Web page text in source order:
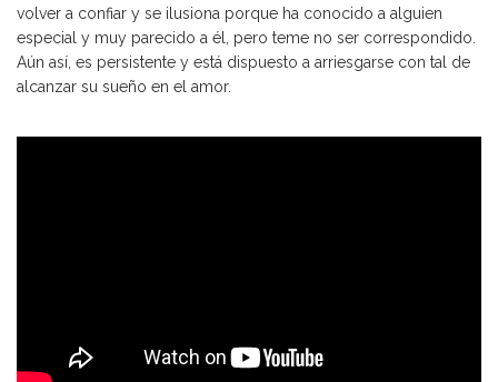
volver a confiar y se ilusiona porque ha conocido a alguien
especial y muy parecido a él, pero teme no ser correspondido.
Aún así, es persistente y está dispuesto a arriesgarse con tal de
alcanzar su sueño en el amor.